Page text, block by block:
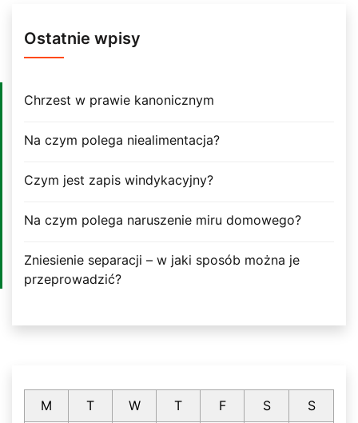
Ostatnie wpisy
Chrzest w prawie kanonicznym
Na czym polega niealimentacja?
Czym jest zapis windykacyjny?
Na czym polega naruszenie miru domowego?
Zniesienie separacji – w jaki sposób można je
przeprowadzić?
M T W T F S
S